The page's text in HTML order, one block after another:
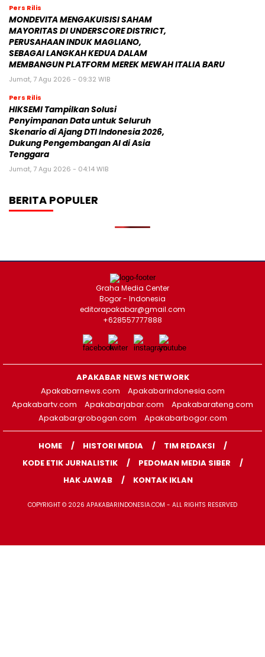
Pers Rilis
MONDEVITA MENGAKUISISI SAHAM
MAYORITAS DI UNDERSCORE DISTRICT,
PERUSAHAAN INDUK MAGLIANO,
SEBAGAI LANGKAH KEDUA DALAM
MEMBANGUN PLATFORM MEREK MEWAH ITALIA BARU
Jumat, 7 Agu 2026 - 09:32 WIB
Pers Rilis
HIKSEMI Tampilkan Solusi
Penyimpanan Data untuk Seluruh
Skenario di Ajang DTI Indonesia 2026,
Dukung Pengembangan AI di Asia
Tenggara
Jumat, 7 Agu 2026 - 04:14 WIB
BERITA POPULER
Graha Media Center
Bogor - Indonesia
editorapakabar@gmail.com
+628557777888
APAKABAR NEWS NETWORK
Apakabarnews.com
Apakabarindonesia.com
Apakabartv.com
Apakabarjabar.com
Apakabarateng.com
Apakabargrobogan.com
Apakabarbogor.com
HOME HISTORI MEDIA
TIM REDAKSI
KODE ETIK JURNALISTIK
PEDOMAN MEDIA SIBER
HAK JAWAB
KONTAK IKLAN
COPYRIGHT © 2026 APAKABARINDONESIA.COM - ALL RIGHTS RESERVED